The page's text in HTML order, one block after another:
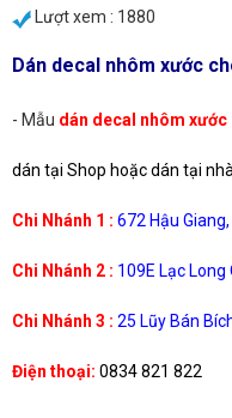
Lượt xem : 1880
Dán decal nhôm xước
- Mẫu dán decal nhôm
dán tại Shop hoặc dán tại
Chi Nhánh 1 : 672 Hậu
Chi Nhánh 2 : 109E Lạc Long
Chi Nhánh 3 : 25 Lũy Bán
Điện thoại: 0834 821 822